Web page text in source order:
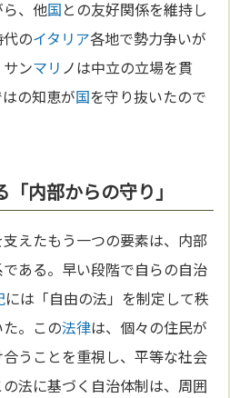
、他国との友好関係を維持し
のイタリア各地で勢力争いが
ンマリ ノは中立の立場を貫
の知恵が国を守り抜いたので
内部からの守り」
えたもう一つの要素は、内部
ある。早い段階で自らの自治
には「自由の法」を制定して秩
。この法律は、個々の住民が
うことを重視し、平等な社会
法に基づく自治体制は、周囲